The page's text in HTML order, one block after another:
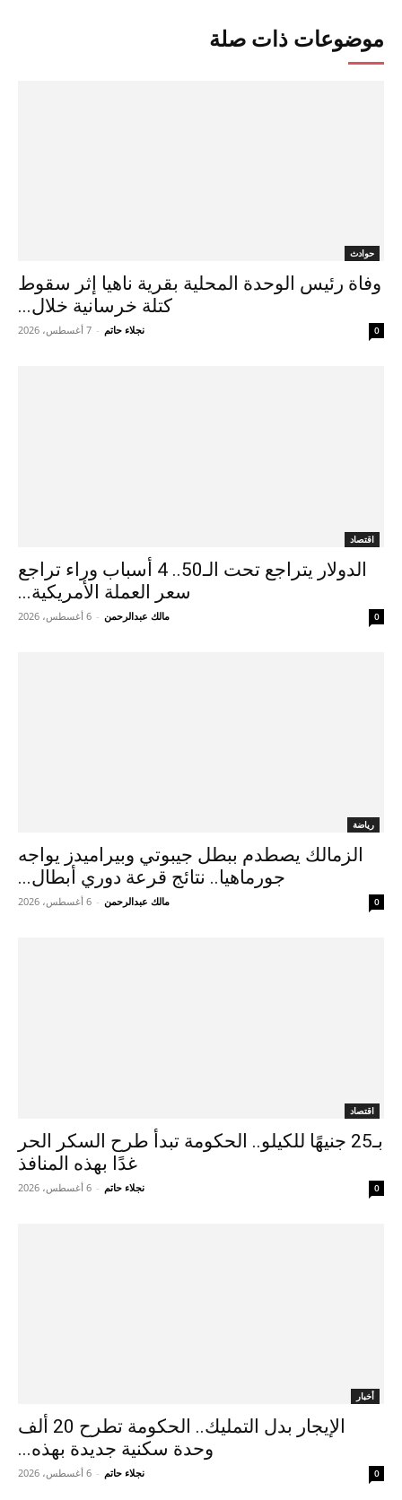
موضوعات ذات صلة
حوادث
وفاة رئيس الوحدة المحلية بقرية ناهيا إثر سقوط
كتلة خرسانية خلال...
نجلاء حاتم - 7 أغسطس، 2026 0
اقتصاد
الدولار يتراجع تحت الـ50.. 4 أسباب وراء تراجع
سعر العملة الأمريكية...
مالك عبدالرحمن - 6 أغسطس، 2026 0
رياضة
الزمالك يصطدم ببطل جيبوتي وبيراميدز يواجه
جورماهيا.. نتائج قرعة دوري أبطال...
مالك عبدالرحمن - 6 أغسطس، 2026 0
اقتصاد
بـ25 جنيهًا للكيلو.. الحكومة تبدأ طرح السكر الحر
غدًا بهذه المنافذ
نجلاء حاتم - 6 أغسطس، 2026 0
أخبار
الإيجار بدل التمليك.. الحكومة تطرح 20 ألف
وحدة سكنية جديدة بهذه...
نجلاء حاتم - 6 أغسطس، 2026 0